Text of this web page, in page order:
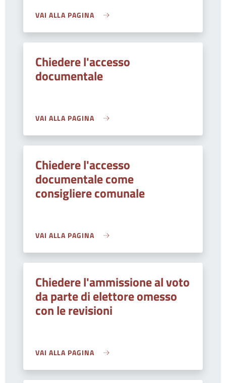
VAI ALLA PAGINA
Chiedere l'accesso
documentale
VAI ALLA PAGINA
Chiedere l'accesso
documentale come
consigliere comunale
VAI ALLA PAGINA
Chiedere l'ammissione al voto
da parte di elettore omesso
con le revisioni
VAI ALLA PAGINA